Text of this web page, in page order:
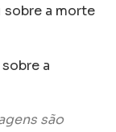
sobre a morte
a
são